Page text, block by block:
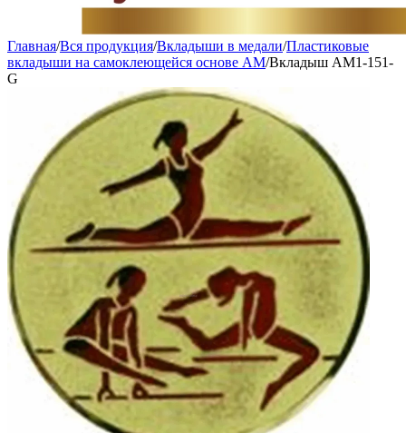
Главная/Вся продукция/Вкладыши в медали/Пластиковые
вкладыши на самоклеющейся основе AM/Вкладыш AM1-151-
G